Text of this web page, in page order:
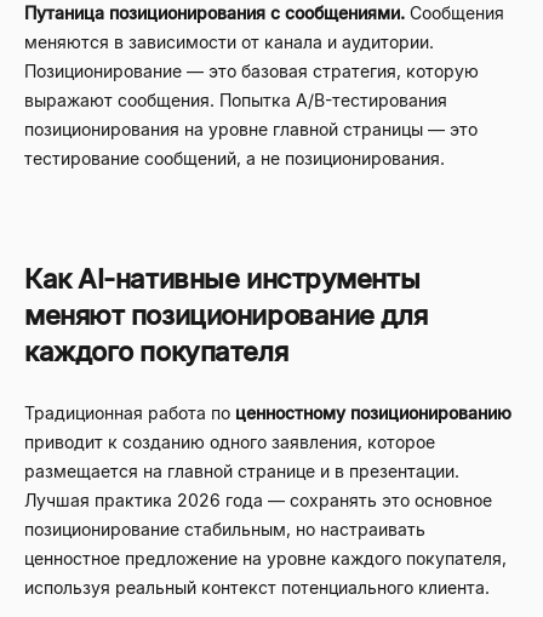
Путаница позиционирования с сообщениями. Сообщения
меняются в зависимости от канала и аудитории.
Позиционирование — это базовая стратегия, которую
выражают сообщения. Попытка A/B-тестирования
позиционирования на уровне главной страницы — это
тестирование сообщений, а не позиционирования.
Как AI-нативные инструменты
меняют позиционирование для
каждого покупателя
Традиционная работа по ценностному позиционированию
приводит к созданию одного заявления, которое
размещается на главной странице и в презентации.
Лучшая практика 2026 года — сохранять это основное
позиционирование стабильным, но настраивать
ценностное предложение на уровне каждого покупателя,
используя реальный контекст потенциального клиента.